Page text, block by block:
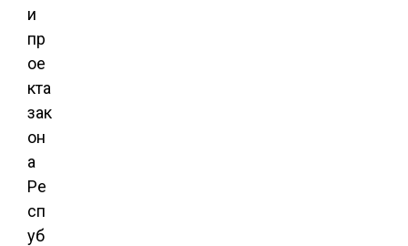
и
пр
ое
кта
зак
он
а
Ре
сп
уб